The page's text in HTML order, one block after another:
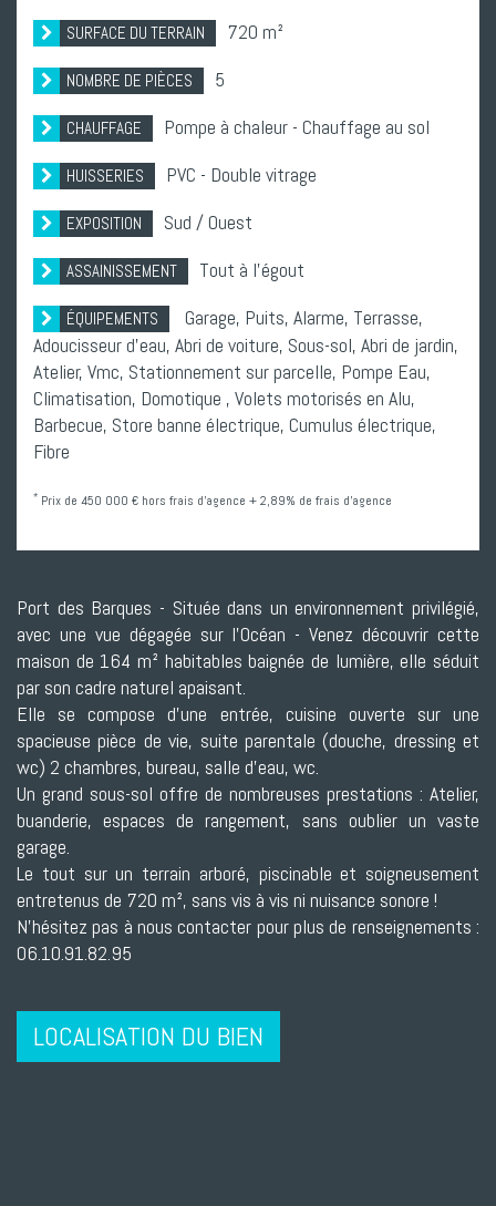
SURFACE DU TERRAIN 720 m²
NOMBRE DE PIÈCES 5
CHAUFFAGE Pompe à chaleur - Chauffage au sol
HUISSERIES PVC - Double vitrage
EXPOSITION Sud / Ouest
ASSAINISSEMENT Tout à l'égout
ÉQUIPEMENTS Garage, Puits, Alarme, Terrasse,
Adoucisseur d'eau, Abri de voiture, Sous-sol, Abri de jardin,
Atelier, Vmc, Stationnement sur parcelle, Pompe Eau,
Climatisation, Domotique , Volets motorisés en Alu,
Barbecue, Store banne électrique, Cumulus électrique,
Fibre
* Prix de 450 000 € hors frais d'agence + 2,89% de frais d'agence
Port des Barques - Située dans un environnement privilégié,
avec une vue dégagée sur l'Océan - Venez découvrir cette
maison de 164 m² habitables baignée de lumière, elle séduit
par son cadre naturel apaisant.
Elle se compose d'une entrée, cuisine ouverte sur une
spacieuse pièce de vie, suite parentale (douche, dressing et
wc) 2 chambres, bureau, salle d'eau, wc.
Un grand sous-sol offre de nombreuses prestations : Atelier,
buanderie, espaces de rangement, sans oublier un vaste
garage.
Le tout sur un terrain arboré, piscinable et soigneusement
entretenus de 720 m², sans vis à vis ni nuisance sonore !
N'hésitez pas à nous contacter pour plus de renseignements :
06.10.91.82.95
LOCALISATION DU BIEN